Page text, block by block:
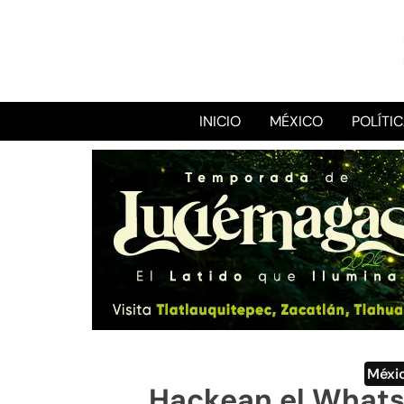
INICIO MÉXICO